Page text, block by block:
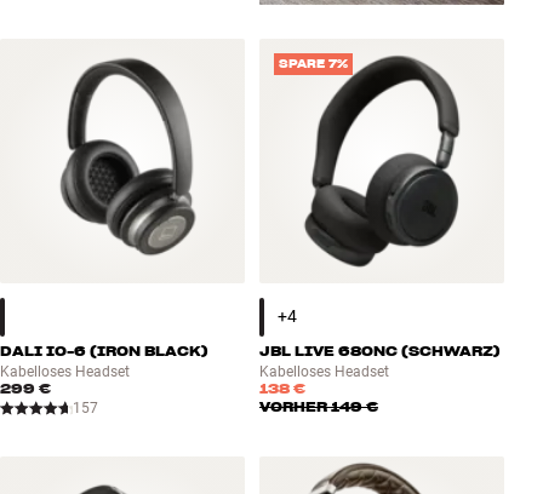
DALI IO-6 (IRON BLACK)
Kabelloses Headset
299 €
157
SPARE 7%
JBL LIVE 680NC (SCHWARZ)
Kabelloses Headset
138 €
VORHER149 €